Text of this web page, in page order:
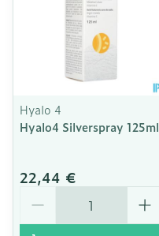
Hyalo 4
Hyalo4 Silverspray 125ml
22,44 €